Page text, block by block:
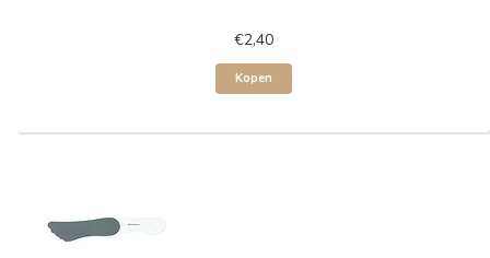
€2,40
Kopen